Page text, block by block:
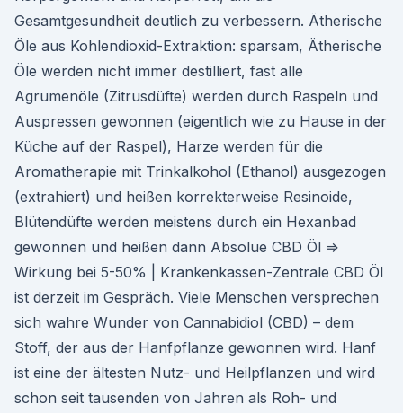
Gesamtgesundheit deutlich zu verbessern. Ätherische
Öle aus Kohlendioxid-Extraktion: sparsam, Ätherische
Öle werden nicht immer destilliert, fast alle
Agrumenöle (Zitrusdüfte) werden durch Raspeln und
Auspressen gewonnen (eigentlich wie zu Hause in der
Küche auf der Raspel), Harze werden für die
Aromatherapie mit Trinkalkohol (Ethanol) ausgezogen
(extrahiert) und heißen korrekterweise Resinoide,
Blütendüfte werden meistens durch ein Hexanbad
gewonnen und heißen dann Absolue CBD Öl ⇒
Wirkung bei 5-50% | Krankenkassen-Zentrale CBD Öl
ist derzeit im Gespräch. Viele Menschen versprechen
sich wahre Wunder von Cannabidiol (CBD) – dem
Stoff, der aus der Hanfpflanze gewon­nen wird. Hanf
ist eine der ältesten Nutz- und Heilpflanzen und wird
schon seit tausenden von Jahren als Roh- und